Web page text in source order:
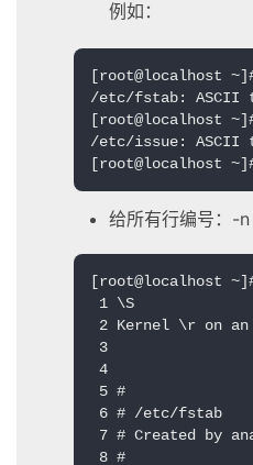
例如：
[root@localhost
/etc/fstab: ASCII
[root@localhost
/etc/issue: ASCII
[root@localhost
给所有行编号：-n
[root@localhost
1 \S
2 Kernel \r on an
3
4
5 #
6 # /etc/fstab
7 # Created by
8 #